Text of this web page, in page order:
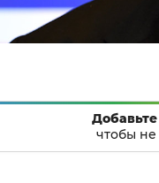
чтобы не